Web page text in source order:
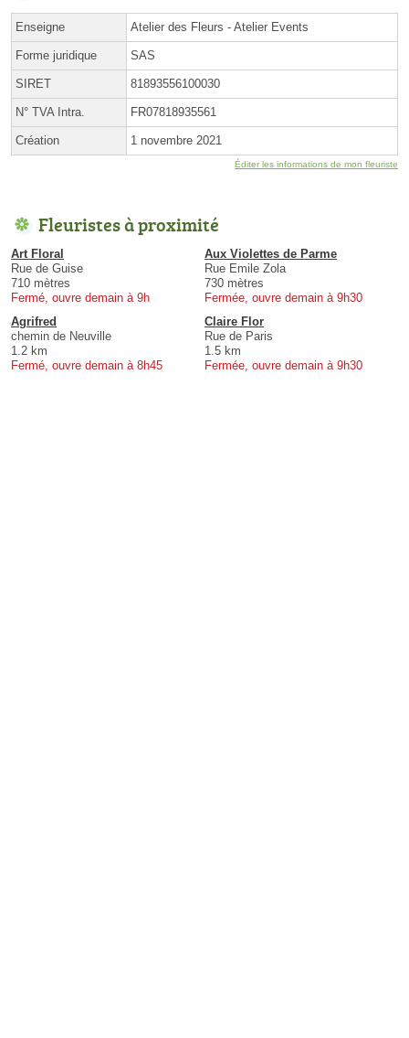
Enseigne Atelier des Fleurs - Atelier Events
Forme juridique SAS
SIRET 81893556100030
N° TVA Intra. FR07818935561
Création 1 novembre 2021
Éditer les informations de mon fleuriste
Fleuristes à proximité
Art Floral
Rue de Guise
710 mètres
Fermé, ouvre demain à 9h
Aux Violettes de Parme
Rue Emile Zola
730 mètres
Fermée, ouvre demain à 9h30
Agrifred
chemin de Neuville
1.2 km
Fermé, ouvre demain à 8h45
Claire Flor
Rue de Paris
1.5 km
Fermée, ouvre demain à 9h30